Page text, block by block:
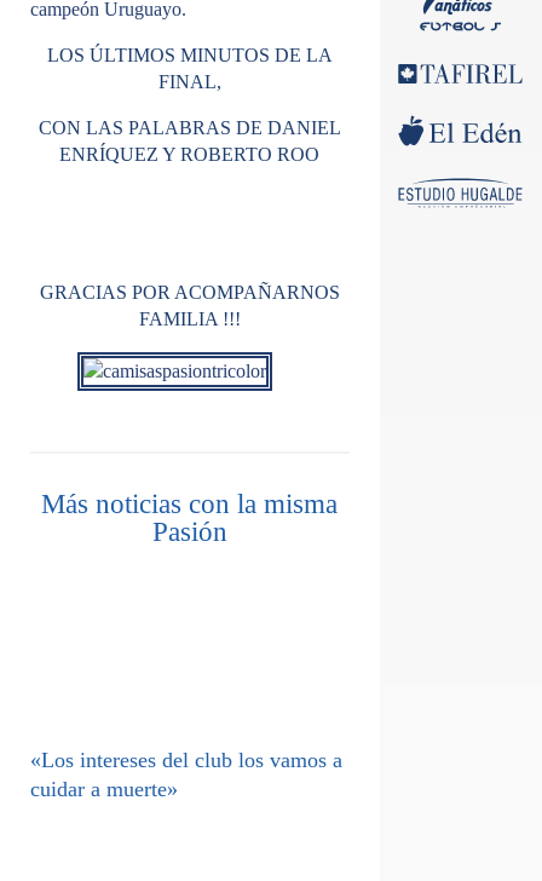
campeón Uruguayo.
LOS ÚLTIMOS MINUTOS DE LA
FINAL,
CON LAS PALABRAS DE DANIEL
ENRÍQUEZ Y ROBERTO ROO
GRACIAS POR ACOMPAÑARNOS
FAMILIA !!!
Más noticias con la misma
Pasión
«Los intereses del club los vamos a
cuidar a muerte»